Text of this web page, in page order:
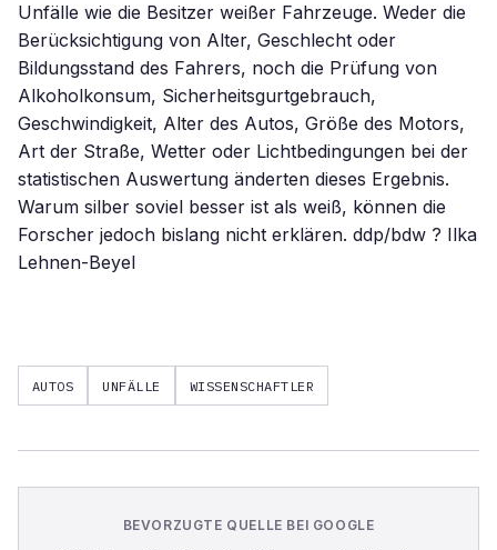
Unfälle wie die Besitzer weißer Fahrzeuge. Weder die
Berücksichtigung von Alter, Geschlecht oder
Bildungsstand des Fahrers, noch die Prüfung von
Alkoholkonsum, Sicherheitsgurtgebrauch,
Geschwindigkeit, Alter des Autos, Größe des Motors,
Art der Straße, Wetter oder Lichtbedingungen bei der
statistischen Auswertung änderten dieses Ergebnis.
Warum silber soviel besser ist als weiß, können die
Forscher jedoch bislang nicht erklären. ddp/bdw ? Ilka
Lehnen-Beyel
AUTOS UNFÄLLE WISSENSCHAFTLER
BEVORZUGTE QUELLE BEI GOOGLE